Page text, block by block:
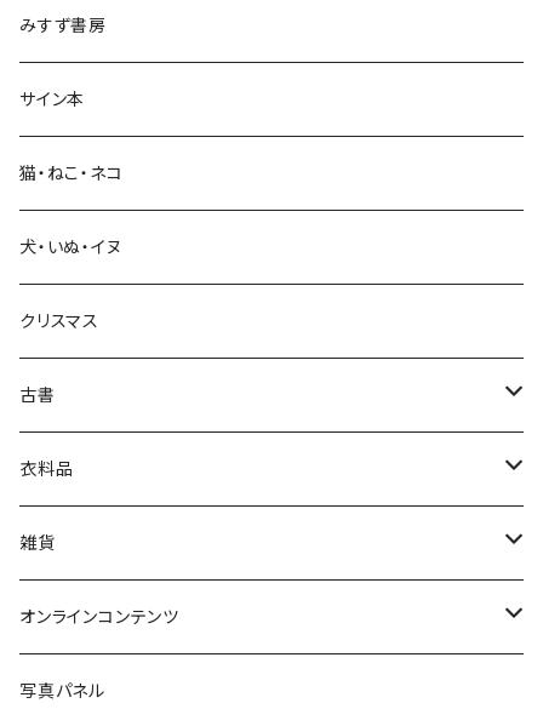
生活・暮らし
芸術・絵画・写真
絵本・児童書
娯楽・エンターテインメント
みすず書房
サイン本
猫・ねこ・ネコ
犬・いぬ・イヌ
クリスマス
古書
古書セット
美術
衣料品
POLEWARDS
Tシャツ
雑貨
バッグ
ブックカバー
オンラインコンテンツ
冒険クロストーク
写真パネル